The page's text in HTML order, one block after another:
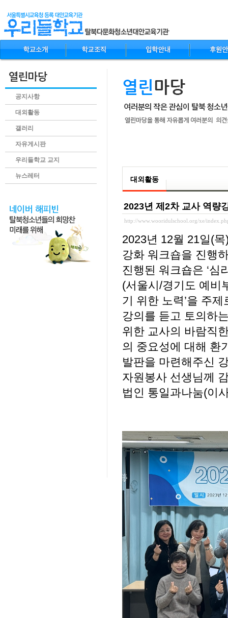
공지사항
대외활동
갤러리
자유게시판
우리들학교 교지
뉴스레터 대외활동
2023년 제2차 교사 역량
http://www.wooridulschool.org/xe/
2023년 12월 21일(
강화 워크숍을 진행
진행된 워크숍은 ‘심
(서울시/경기도 예비
기 위한 노력’을 주
강의를 듣고 토의하
위한 교사의 바람직
의 중요성에 대해 환
발판을 마련해주신
자원봉사 선생님께
법인 통일과나눔(이